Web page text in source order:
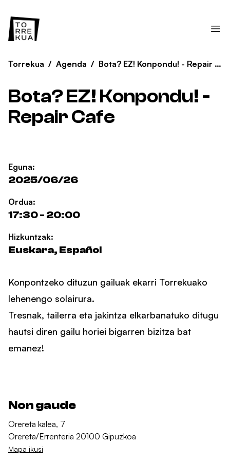
Torrekua / Agenda / Bota? EZ! Konpondu! - Repair Cafe
Bota? EZ! Konpondu! -
Repair Cafe
Eguna:
2025/06/26
Ordua:
17:30 - 20:00
Hizkuntzak:
Euskara, Español
Konpontzeko dituzun gailuak ekarri Torrekuako
lehenengo solairura.
Tresnak, tailerra eta jakintza elkarbanatuko ditugu
hautsi diren gailu horiei bigarren bizitza bat
emanez!
Non gaude
Orereta kalea, 7
Orereta/Errenteria 20100 Gipuzkoa
Mapa ikusi